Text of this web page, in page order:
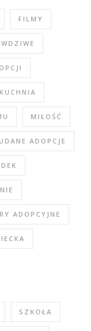
FILMY
KUCHNIA
MIŁOŚĆ
ADOPCJE
ADOPCYJNE
SZKOŁA